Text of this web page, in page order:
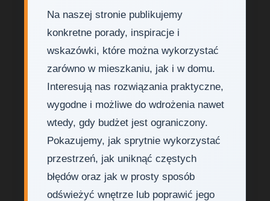
Na naszej stronie publikujemy
konkretne porady, inspiracje i
wskazówki, które można wykorzystać
zarówno w mieszkaniu, jak i w domu.
Interesują nas rozwiązania praktyczne,
wygodne i możliwe do wdrożenia nawet
wtedy, gdy budżet jest ograniczony.
Pokazujemy, jak sprytnie wykorzystać
przestrzeń, jak uniknąć częstych
błędów oraz jak w prosty sposób
odświeżyć wnętrze lub poprawić jego